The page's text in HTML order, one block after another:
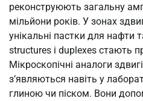
реконструюють загальну
мільйони років. У зонах
унікальні пастки для нафти
structures і duplexes стають
Мікроскопічні аналоги
з’являються навіть у
глиною чи піском. Вони